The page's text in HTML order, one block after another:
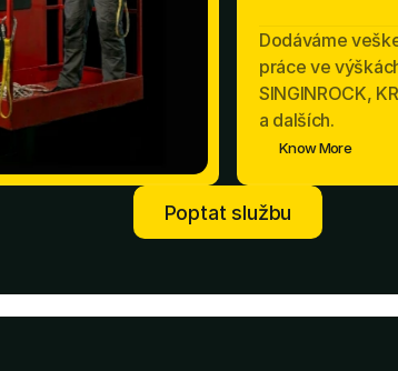
Dodáváme
práce ve
SINGINROCK,
a dalších.
Know More
Poptat službu